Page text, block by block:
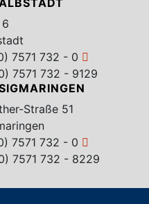
7571 732 - 0
7571 732 - 9129
Straße 51
7571 732 - 0
7571 732 - 8229